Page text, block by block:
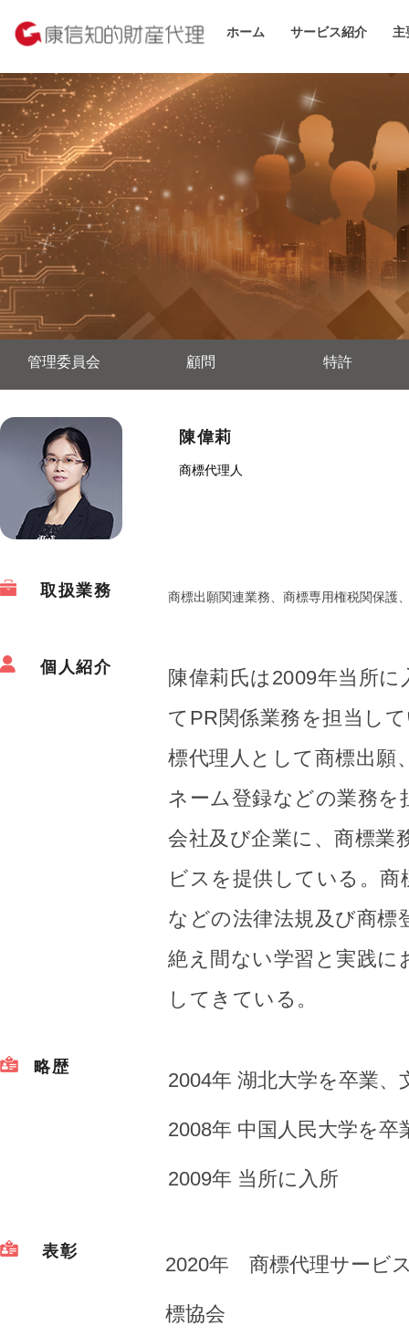
ホーム サービス紹介 主
管理委員会 顧問 特許
陳偉莉
商標代理人
取扱業務 商標出願関連業務、商標専用権税関保護
個人紹介
陳偉莉氏は2009年当所
てPR関係業務を担当し
標代理人として商標出願
ネーム登録などの業務を
会社及び企業に、商標業
ビスを提供している。商
などの法律法規及び商標
絶え間ない学習と実践に
してきている。
略歴
2004年 湖北大学を卒業、
2008年 中国人民大学を
2009年 当所に入所
表彰
2020年 商標代理サービ
標協会